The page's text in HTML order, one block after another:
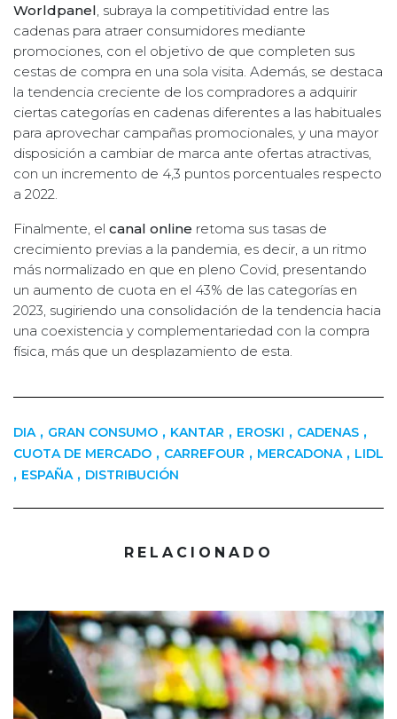
Worldpanel , subraya la competitividad entre las
cadenas para atraer consumidores mediante
promociones, con el objetivo de que completen sus
cestas de compra en una sola visita. Además, se destaca
la tendencia creciente de los compradores a adquirir
ciertas categorías en cadenas diferentes a las habituales
para aprovechar campañas promocionales, y una mayor
disposición a cambiar de marca ante ofertas atractivas,
con un incremento de 4,3 puntos porcentuales respecto
a 2022.
Finalmente, el canal online retoma sus tasas de
crecimiento previas a la pandemia, es decir, a un ritmo
más normalizado en que en pleno Covid, presentando
un aumento de cuota en el 43% de las categorías en
2023, sugiriendo una consolidación de la tendencia hacia
una coexistencia y complementariedad con la compra
física, más que un desplazamiento de esta.
DIA , GRAN CONSUMO , KANTAR , EROSKI , CADENAS ,
CUOTA DE MERCADO , CARREFOUR , MERCADONA , LIDL
, ESPAÑA , DISTRIBUCIÓN
RELACIONADO